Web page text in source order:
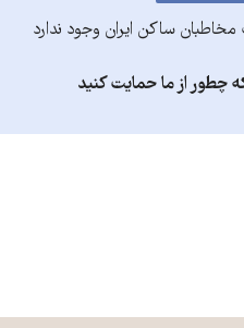
ساکن ایران وجود ندارد
چطور از ما حمایت کنید